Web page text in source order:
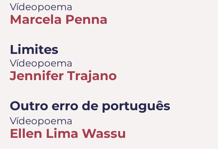
Vídeopoema
Marcela Penna
Limites
Vídeopoema
Jennifer Trajano
Outro erro de português
Vídeopoema
Ellen Lima Wassu